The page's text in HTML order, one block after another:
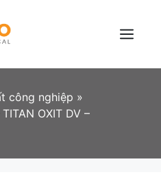
Menu
công nghiệp »
OXIT DV –